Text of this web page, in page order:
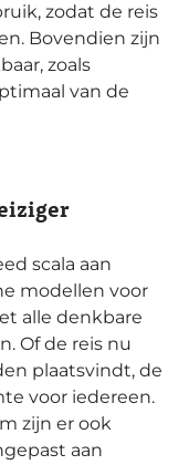
zodat de reis
Bovendien zijn
zoals
van de
scala aan
modellen voor
alle denkbare
Of de reis nu
plaatsvindt, de
voor iedereen.
zijn er ook
aan